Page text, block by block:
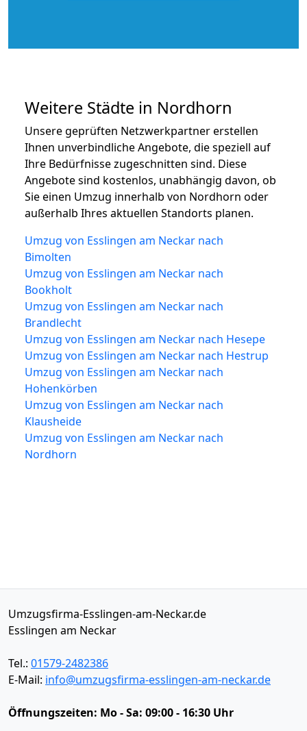
Weitere Städte in Nordhorn
Unsere geprüften Netzwerkpartner erstellen
Ihnen unverbindliche Angebote, die speziell auf
Ihre Bedürfnisse zugeschnitten sind. Diese
Angebote sind kostenlos, unabhängig davon, ob
Sie einen Umzug innerhalb von Nordhorn oder
außerhalb Ihres aktuellen Standorts planen.
Umzug von Esslingen am Neckar nach
Bimolten
Umzug von Esslingen am Neckar nach
Bookholt
Umzug von Esslingen am Neckar nach
Brandlecht
Umzug von Esslingen am Neckar nach Hesepe
Umzug von Esslingen am Neckar nach Hestrup
Umzug von Esslingen am Neckar nach
Hohenkörben
Umzug von Esslingen am Neckar nach
Klausheide
Umzug von Esslingen am Neckar nach
Nordhorn
Umzugsfirma-Esslingen-am-Neckar.de
Esslingen am Neckar
Tel.: 01579-2482386
E-Mail: info@umzugsfirma-esslingen-am-neckar.de
Öffnungszeiten: Mo - Sa: 09:00 - 16:30 Uhr